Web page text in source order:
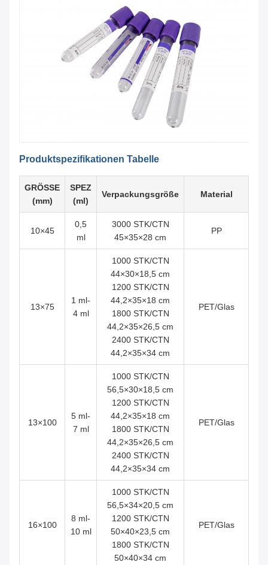
Produktspezifikationen Tabelle
GRÖSSE
(mm)
SPEZ
(ml)
Verpackungsgröße Material
10×45
0,5
ml
3000 STK/CTN
45×35×28 cm
PP
13×75
1 ml-
4 ml
1000 STK/CTN
44×30×18,5 cm
1200 STK/CTN
44,2×35×18 cm
1800 STK/CTN
44,2×35×26,5 cm
2400 STK/CTN
44,2×35×34 cm
PET/Glas
13×100
5 ml-
7 ml
1000 STK/CTN
56,5×30×18,5 cm
1200 STK/CTN
44,2×35×18 cm
1800 STK/CTN
44,2×35×26,5 cm
2400 STK/CTN
44,2×35×34 cm
PET/Glas
16×100
8 ml-
10 ml
1000 STK/CTN
56,5×34×20,5 cm
1200 STK/CTN
50×40×23,5 cm
1800 STK/CTN
50×40×34 cm
PET/Glas